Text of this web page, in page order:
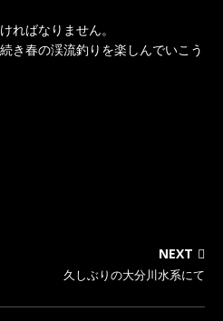
ればなりません。
き春の渓流釣りを楽しんでいこう
NEXT
久しぶりの大分川水系にて